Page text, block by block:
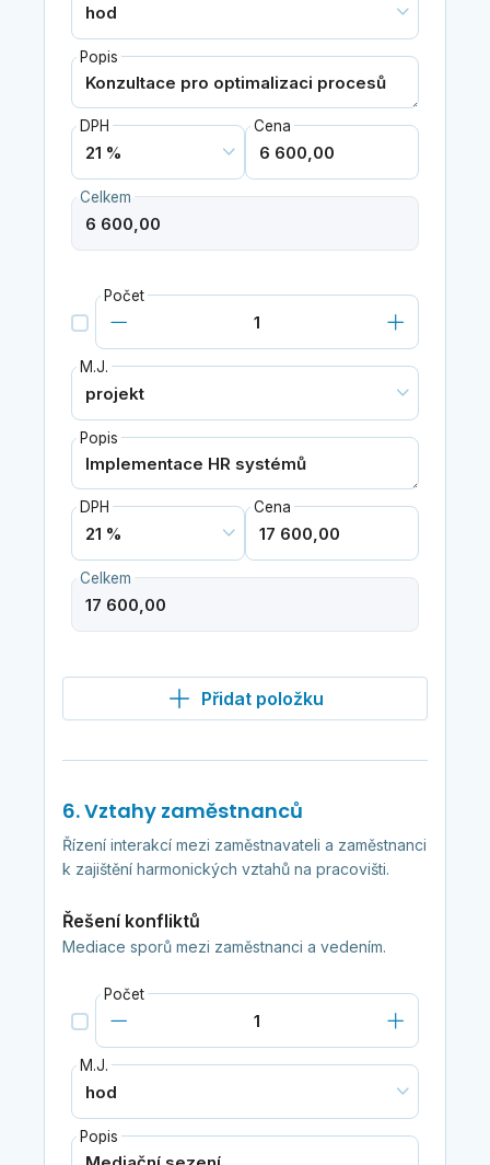
Popis
DPH Cena
Celkem
Počet
M.J.
Popis
DPH Cena
Celkem
Přidat položku
6. Vztahy zaměstnanců
Řízení interakcí mezi zaměstnavateli a zaměstnanci
k zajištění harmonických vztahů na pracovišti.
Řešení konfliktů
Mediace sporů mezi zaměstnanci a vedením.
Počet
M.J.
Popis